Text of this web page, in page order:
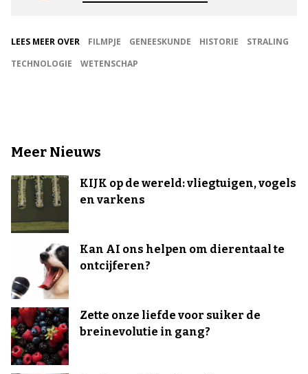
LEES MEER OVER FILMPJE GENEESKUNDE HISTORIE
STRALING
TECHNOLOGIE
WETENSCHAP
Meer Nieuws
KIJK op de wereld: vliegtuigen, vogels
en varkens
Kan AI ons helpen om dierentaal te
ontcijferen?
Zette onze liefde voor suiker de
breinevolutie in gang?